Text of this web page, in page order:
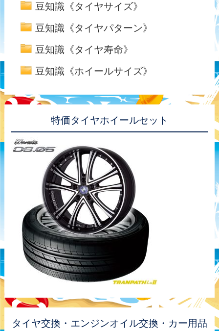
豆知識《タイヤサイズ》
豆知識《タイヤパターン》
豆知識《タイヤ寿命》
豆知識《ホイールサイズ》
特価タイヤホイールセット
タイヤ交換・エンジンオイル交換・カー用品